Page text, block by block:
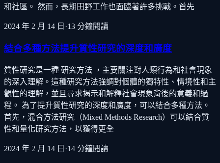
和社區。 然而，長期田野工作也面臨著許多挑戰。首先
2024 年 2 月 14 日 ·13 分鐘閱讀
結合多種方法提升質性研究的深度和廣度
質性研究是一種 研究方法 ，主要關注對人類行為和社會現象
的深入理解。這種研究方法強調對個體的獨特性、情境性和主
觀性的理解，並且尋求揭示和解釋社會現象背後的意義和過
程。 為了提升質性研究的深度和廣度，可以結合多種方法。
首先，混合方法研究（Mixed Methods Research）可以結合質
性和量化研究方法，以獲得更全
2024 年 2 月 14 日 ·14 分鐘閱讀